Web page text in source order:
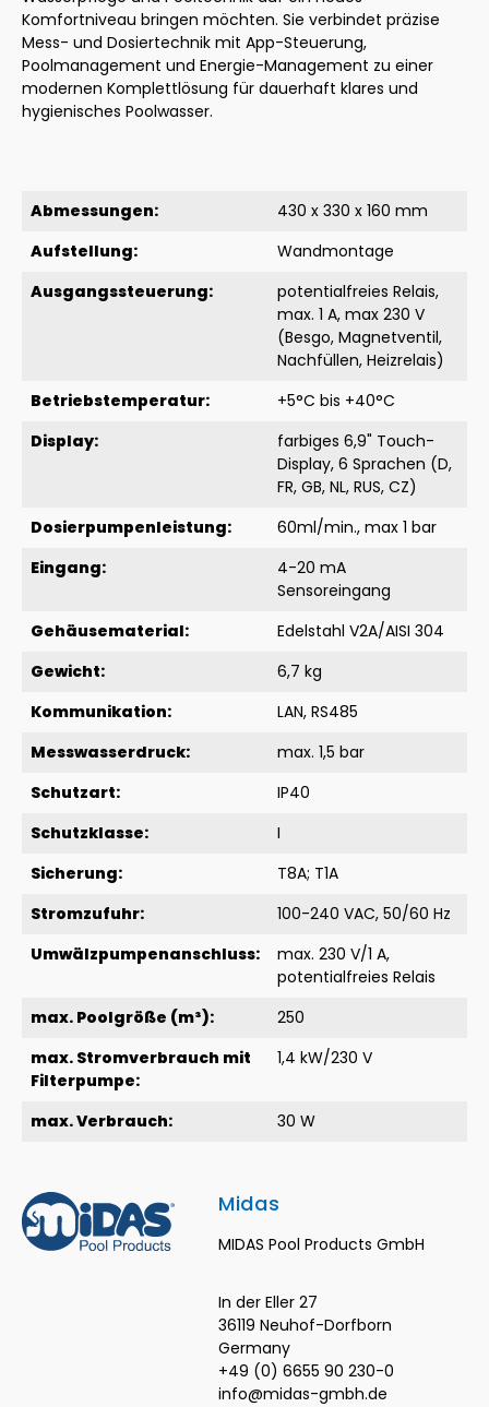
Komfortniveau bringen möchten. Sie verbindet präzise
Mess- und Dosiertechnik mit App-Steuerung,
Poolmanagement und Energie-Management zu einer
modernen Komplettlösung für dauerhaft klares und
hygienisches Poolwasser.
Abmessungen:
430 x 330 x 160 mm
Aufstellung:
Wandmontage
Ausgangssteuerung:
potentialfreies Relais,
max. 1 A, max 230 V
(Besgo, Magnetventil,
Nachfüllen, Heizrelais)
Betriebstemperatur:
+5°C bis +40°C
Display:
farbiges 6,9" Touch-
Display, 6 Sprachen (D,
FR, GB, NL, RUS, CZ)
Dosierpumpenleistung:
60ml/min., max 1 bar
Eingang:
4-20 mA
Sensoreingang
Gehäusematerial:
Edelstahl V2A/AISI 304
Gewicht:
6,7 kg
Kommunikation:
LAN, RS485
Messwasserdruck:
max. 1,5 bar
Schutzart:
IP40
Schutzklasse:
I
Sicherung:
T8A; T1A
Stromzufuhr:
100-240 VAC, 50/60 Hz
Umwälzpumpenanschluss:
max. 230 V/1 A,
potentialfreies Relais
max. Poolgröße (m³):
250
max. Stromverbrauch mit
Filterpumpe:
1,4 kW/230 V
max. Verbrauch: 30 W
Midas
MIDAS Pool Products GmbH
In der Eller 27
36119 Neuhof-Dorfborn
Germany
+49 (0) 6655 90 230-0
info@midas-gmbh.de